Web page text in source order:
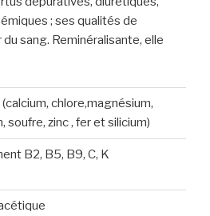
; ses qualités de
sang. Reminéralisante, elle
chlore,magnésium,
soufre, zinc , fer et silicium)
B2, B5, B9, C, K